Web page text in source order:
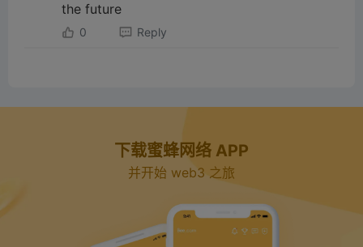
the future
0 Reply
下载蜜蜂网络 APP
并开始 web3 之旅